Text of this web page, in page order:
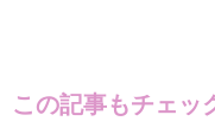
この記事もチェッ